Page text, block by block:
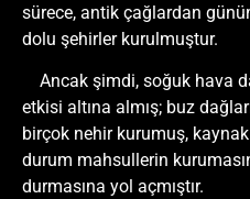
sürece, antik çağlardan
dolu şehirler kurulmuştur.
Ancak şimdi, soğuk hava
etkisi altına almış; buz
birçok nehir kurumuş,
durum mahsullerin
durmasına yol açmıştır.